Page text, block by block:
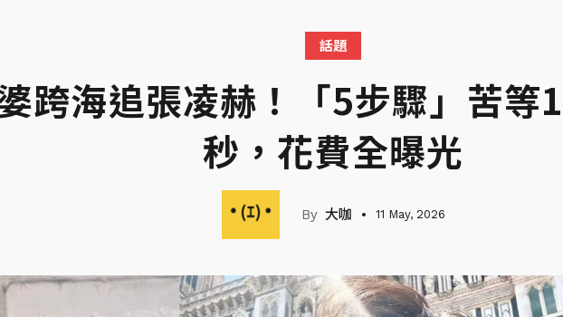
話題
跨海追張凌赫！「5步驟」苦等
秒，花費全曝光
大咖 11 May, 2026